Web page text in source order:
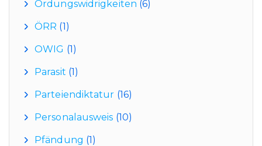
Ordungswidrigkeiten (6)
ÖRR (1)
OWIG (1)
Parasit (1)
Parteiendiktatur (16)
Personalausweis (10)
Pfändung (1)